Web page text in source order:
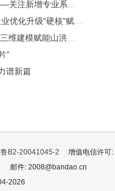
”
谱新篇
鲁B2-20041045-2
增值电信许可
邮件: 2008@bandao.cn
2026